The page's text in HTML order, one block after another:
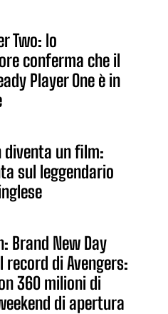
Two: lo
conferma che il
Player One è in
diventa un film:
sul leggendario
Brand New Day
record di Avengers:
360 milioni di
di apertura